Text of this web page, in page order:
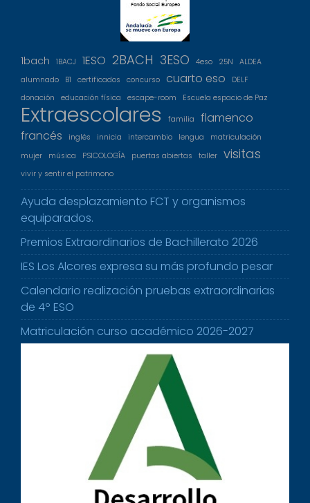
1bach 1BACJ 1ESO 2BACH 3ESO 4eso 25N
ALDEA
alumnado
B1 certificados concurso cuarto eso
DELF
donación
educación física escape-room Escuela espacio de Paz
Extraescolares familia
flamenco
francés
inglés innicia intercambio lengua
matriculación
mujer
música PSICOLOGÍA puertas abiertas taller visitas
vivir y sentir el patrimono
Ayuda desplazamiento FCT y organismos
equiparados.
Premios Extraordinarios de Bachillerato 2026
IES Los Alcores expresa su más profundo pesar
Calendario realización pruebas extraordinarias
de 4º ESO
Matriculación curso académico 2026-2027